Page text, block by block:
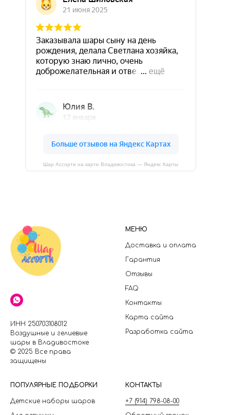
Шар Ассорти на карте Владивостока — Яндекс Карты
ИНН 250703108012
Воздушные и гелиевые
шары в Владивостоке
© 2025 Все права
защищены
МЕНЮ
Доставка и оплата
Гарантия
Отзывы
FAQ
Контакты
Карта сайта
Разработка сайта
ПОПУЛЯРНЫЕ ПОДБОРКИ
Детские наборы шаров
КОНТАКТЫ
+7 (914) 798-08-00